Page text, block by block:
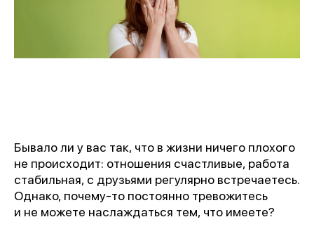
Бывало ли у вас так, что в жизни ничего плохого
не происходит: отношения счастливые, работа
стабильная, с друзьями регулярно встречаетесь.
Однако, почему-то постоянно тревожитесь
и не можете наслаждаться тем, что имеете?